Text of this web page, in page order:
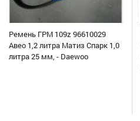
Ремень ГРМ 109z 96610029
Авео 1,2 литра Матиз Спарк 1,0
литра 25 мм, - Daewoo